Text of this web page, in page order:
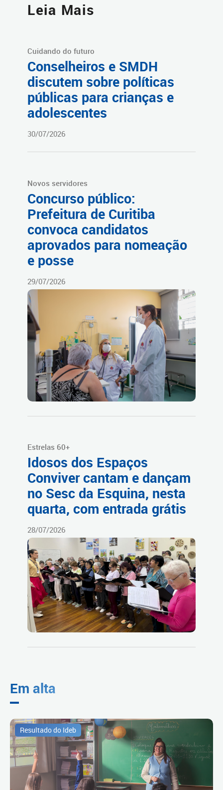
Leia Mais
Cuidando do futuro
Conselheiros e SMDH
discutem sobre políticas
públicas para crianças e
adolescentes
30/07/2026
Novos servidores
Concurso público:
Prefeitura de Curitiba
convoca candidatos
aprovados para nomeação
e posse
29/07/2026
Estrelas 60+
Idosos dos Espaços
Conviver cantam e dançam
no Sesc da Esquina, nesta
quarta, com entrada grátis
28/07/2026
Em alta
Resultado do Ideb